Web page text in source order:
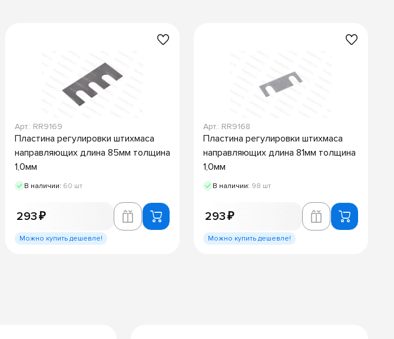
Арт.: RR9169
Пластина регулировки штихмаса
направляющих длина 85мм толщина
1,0мм
В наличии: 60 шт
293 ₽
Можно купить дешевле!
Арт.: RR9168
Пластина регулировки штихмаса
направляющих длина 81мм толщина
1,0мм
В наличии: 98 шт
293 ₽
Можно купить дешевле!